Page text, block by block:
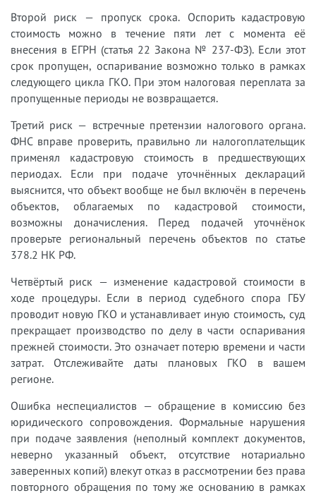
Второй риск — пропуск срока. Оспорить кадастровую
стоимость можно в течение пяти лет с момента её
внесения в ЕГРН (статья 22 Закона № 237-ФЗ). Если этот
срок пропущен, оспаривание возможно только в рамках
следующего цикла ГКО. При этом налоговая переплата за
пропущенные периоды не возвращается.
Третий риск — встречные претензии налогового органа.
ФНС вправе проверить, правильно ли налогоплательщик
применял кадастровую стоимость в предшествующих
периодах. Если при подаче уточнённых деклараций
выяснится, что объект вообще не был включён в перечень
объектов, облагаемых по кадастровой стоимости,
возможны доначисления. Перед подачей уточнёнок
проверьте региональный перечень объектов по статье
378.2 НК РФ.
Четвёртый риск — изменение кадастровой стоимости в
ходе процедуры. Если в период судебного спора ГБУ
проводит новую ГКО и устанавливает иную стоимость, суд
прекращает производство по делу в части оспаривания
прежней стоимости. Это означает потерю времени и части
затрат. Отслеживайте даты плановых ГКО в вашем
регионе.
Ошибка неспециалистов — обращение в комиссию без
юридического сопровождения. Формальные нарушения
при подаче заявления (неполный комплект документов,
неверно указанный объект, отсутствие нотариально
заверенных копий) влекут отказ в рассмотрении без права
повторного обращения по тому же основанию в рамках